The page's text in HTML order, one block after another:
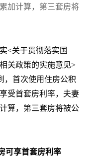
加计算，第三套房将
<关于贯彻落实国
关政策的实施意见>
，首次使用住房公积
受首套房利率，夫妻
算，第三套房将被公
可享首套房利率